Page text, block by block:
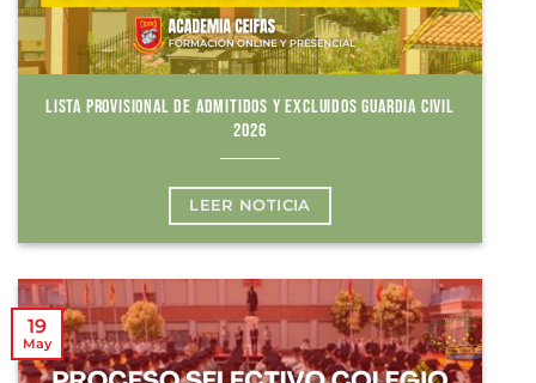
LISTA PROVISIONAL DE ADMITIDOS Y EXCLUIDOS GUARDIA CIVIL
2026
LEER NOTICIA
19
May